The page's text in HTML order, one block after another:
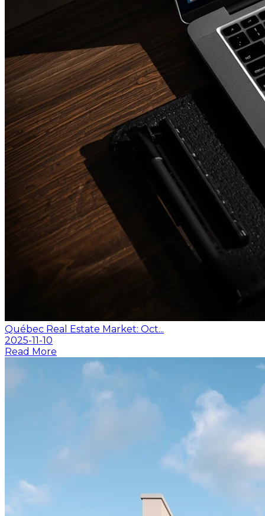
Québec Real Estate Market: Oct...
2025-11-10
Read More